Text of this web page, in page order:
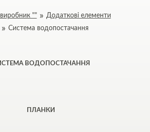
""
Додаткові елементи
Система водопостачання
ВОДОПОСТАЧАННЯ
ПЛАНКИ